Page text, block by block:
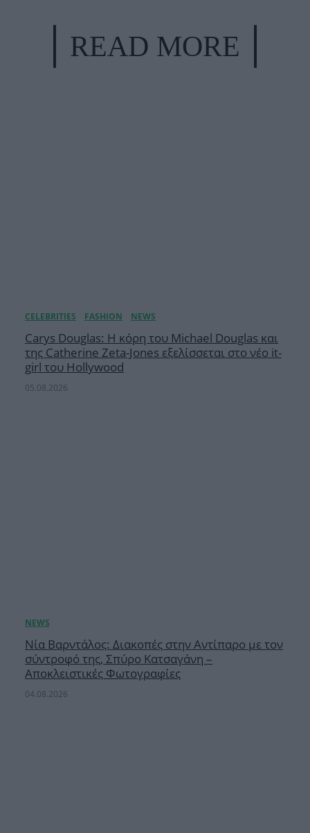
READ MORE
Carys Douglas: Η κόρη τoυ Michael Douglas και
της Catherine Zeta-Jones εξελίσσεται στο νέο it-
girl του Hollywood
05.08.2026
Νία Βαρντάλος: Διακοπές στην Αντίπαρο με τον
σύντροφό της, Σπύρο Κατσαγάνη –
Αποκλειστικές Φωτογραφίες
04.08.2026